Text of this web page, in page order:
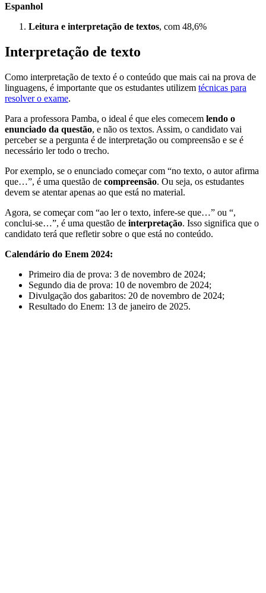
Espanhol
Leitura e interpretação de textos, com 48,6%
Interpretação de texto
Como interpretação de texto é o conteúdo que mais cai na prova de
linguagens, é importante que os estudantes utilizem técnicas para
resolver o exame.
Para a professora Pamba, o ideal é que eles comecem lendo o
enunciado da questão, e não os textos. Assim, o candidato vai
perceber se a pergunta é de interpretação ou compreensão e se é
necessário ler todo o trecho.
Por exemplo, se o enunciado começar com “no texto, o autor afirma
que…”, é uma questão de compreensão. Ou seja, os estudantes
devem se atentar apenas ao que está no material.
Agora, se começar com “ao ler o texto, infere-se que…” ou “,
conclui-se…”, é uma questão de interpretação. Isso significa que o
candidato terá que refletir sobre o que está no conteúdo.
Calendário do Enem 2024:
Primeiro dia de prova: 3 de novembro de 2024;
Segundo dia de prova: 10 de novembro de 2024;
Divulgação dos gabaritos: 20 de novembro de 2024;
Resultado do Enem: 13 de janeiro de 2025.